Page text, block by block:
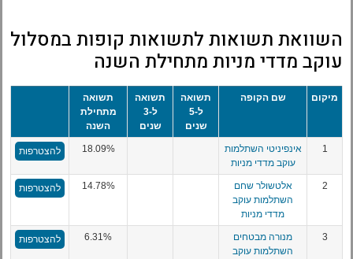
השוואת תשואות לתשואות קופות במסלול
עוקב מדדי מניות מתחילת השנה
מיקום שם הקופה
תשואה
ל-5
שנים
תשואה
ל-3
שנים
תשואה
מתחילת
השנה
1
אינפיניטי השתלמות
עוקב מדדי מניות
18.09% להצטרפות
2
אלטשולר שחם
השתלמות עוקב
מדדי מניות
14.78% להצטרפות
3
מנורה מבטחים
השתלמות עוקב
6.31% להצטרפות